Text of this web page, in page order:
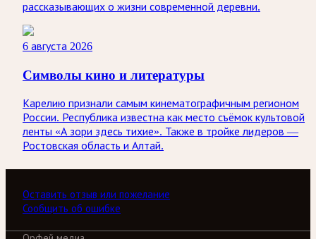
рассказывающих о жизни современной деревни.
6 августа 2026
Символы кино и литературы
Карелию признали самым кинематографичным регионом
России. Республика известна как место съёмок культовой
ленты «А зори здесь тихие». Также в тройке лидеров —
Ростовская область и Алтай.
Оставить отзыв или пожелание
Сообщить об ошибке